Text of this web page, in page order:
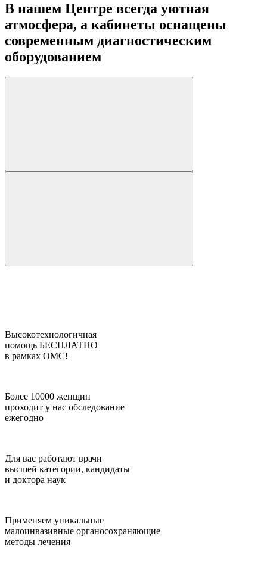
В нашем Центре всегда уютная
атмосфера, а кабинеты оснащены
современным диагностическим
оборудованием
Высокотехнологичная
помощь БЕСПЛАТНО
в рамках ОМС!
Более 10000 женщин
проходит у нас обследование
ежегодно
Для вас работают врачи
высшей категории, кандидаты
и доктора наук
Применяем уникальные
малоинвазивные органосохраняющие
методы лечения